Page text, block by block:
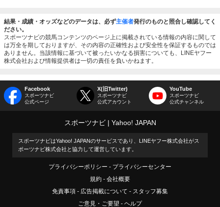
結果・成績・オッズなどのデータは、必ず主催者発行のものと照合し確認してく
ださい。
スポーツナビの競馬コンテンツのページ上に掲載されている情報の内容に関して
は万全を期しておりますが、その内容の正確性および安全性を保証するものでは
ありません。当該情報に基づいて被ったいかなる損害についても、LINEヤフー
株式会社および情報提供者は一切の責任を負いかねます。
Facebook
スポーツナビ
公式ページ
X(旧Twitter)
スポーツナビ
公式アカウント
YouTube
スポーツナビ
公式チャンネル
スポーツナビ Yahoo! JAPAN
スポーツナビはYahoo! JAPANのサービスであり、LINEヤフー株式会社がス
ポーツナビ株式会社と協力して運営しています。
プライバシーポリシー
プライバシーセンター
規約
会社概要
免責事項
広告掲載について
スタッフ募集
ご意見・ご要望
ヘルプ